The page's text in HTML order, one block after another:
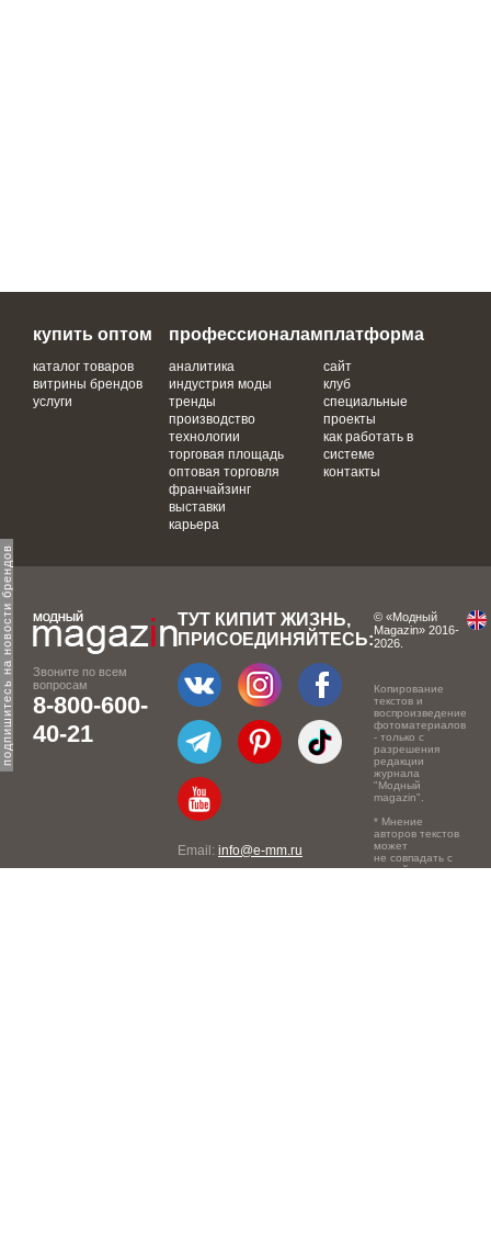
подпишитесь на новости брендов
купить оптом
каталог товаров
витрины брендов
услуги
профессионалам
аналитика
индустрия моды
тренды
производство
технологии
торговая площадь
оптовая торговля
франчайзинг
выставки
карьера
платформа
сайт
клуб
специальные
проекты
как работать в
системе
контакты
Звоните по всем
вопросам
8-800-600-
40-21
ТУТ КИПИТ ЖИЗНЬ,
ПРИСОЕДИНЯЙТЕСЬ:
Email: info@e-mm.ru
© «Модный
Magazin» 2016-
2026.
Копирование
текстов и
воспроизведение
фотоматериалов
- только с
разрешения
редакции
журнала
"Модный
magazin".
* Мнение
авторов текстов
может
не совпадать с
точкой зрения